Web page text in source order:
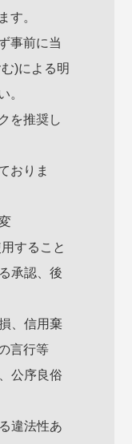
す。
事前に当
)による明
。
を推奨し
おりま
すること
承認、後
、信用棄
言行等
公序良俗
違法性あ